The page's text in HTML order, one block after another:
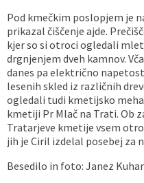
Pod kmečkim poslopjem je
prikazal čiščenje ajde.
kjer so si otroci ogledali
drgnjenjem dveh kamnov.
danes pa električno
lesenih skled iz različnih
ogledali tudi kmetijsko
kmetiji Pr Mlač na Trati. Ob
Tratarjeve kmetije vsem
jih je Ciril izdelal posebej za
Besedilo in foto: Janez Kuhar